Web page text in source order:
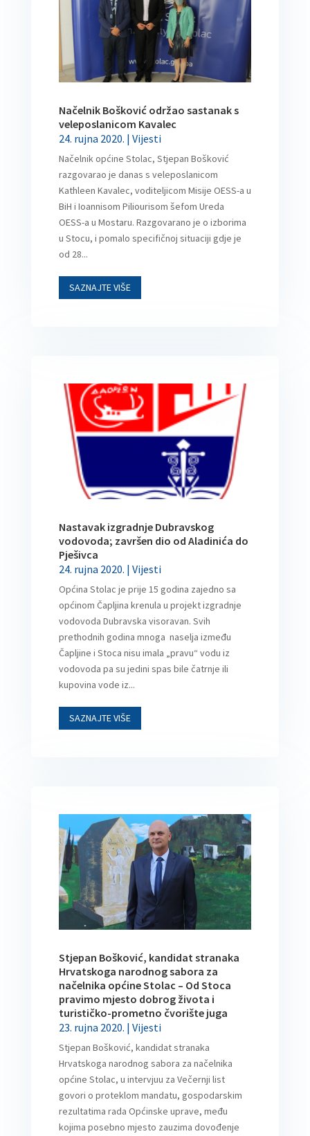
Načelnik Bošković održao sastanak s
veleposlanicom Kavalec
24. rujna 2020. | Vijesti
Načelnik općine Stolac, Stjepan Bošković
razgovarao je danas s veleposlanicom
Kathleen Kavalec, voditeljicom Misije OESS-a u
BiH i Ioannisom Piliourisom šefom Ureda
OESS-a u Mostaru. Razgovarano je o izborima
u Stocu, i pomalo specifičnoj situaciji gdje je
od 28...
SAZNAJTE VIŠE
Nastavak izgradnje Dubravskog
vodovoda; završen dio od Aladinića do
Pješivca
24. rujna 2020. | Vijesti
Općina Stolac je prije 15 godina zajedno sa
općinom Čapljina krenula u projekt izgradnje
vodovoda Dubravska visoravan. Svih
prethodnih godina mnoga naselja između
Čapljine i Stoca nisu imala „pravu“ vodu iz
vodovoda pa su jedini spas bile čatrnje ili
kupovina vode iz...
SAZNAJTE VIŠE
Stjepan Bošković, kandidat stranaka
Hrvatskoga narodnog sabora za
načelnika općine Stolac – Od Stoca
pravimo mjesto dobrog života i
turističko-prometno čvorište juga
23. rujna 2020. | Vijesti
Stjepan Bošković, kandidat stranaka
Hrvatskoga narodnog sabora za načelnika
općine Stolac, u intervjuu za Večernji list
govori o proteklom mandatu, gospodarskim
rezultatima rada Općinske uprave, među
kojima posebno mjesto zauzima dovođenje